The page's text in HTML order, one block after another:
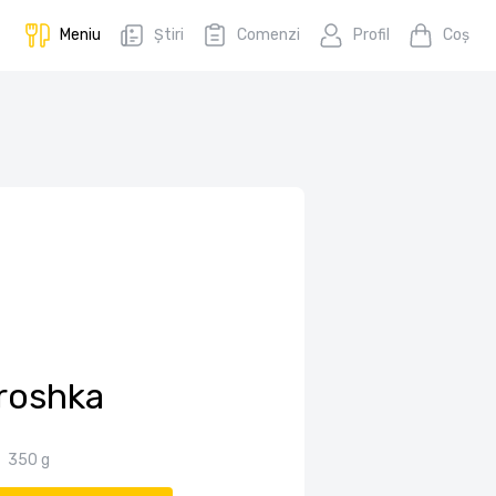
Meniu Știri Comenzi Profil Coş
350 g